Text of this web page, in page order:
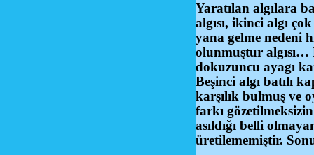
Yaratılan algılara
algısı, ikinci algı
yana gelme nedeni
olunmuştur algısı…
dokuzuncu ayagı
Beşinci algı batılı
karşılık bulmuş ve
farkı
asıldığı belli
üretilememiştir.